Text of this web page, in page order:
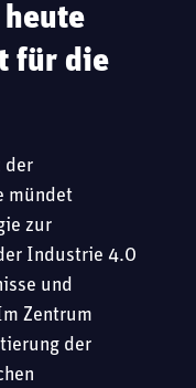
heute
für die
der
mündet
zur
Industrie 4.0
und
Zentrum
der